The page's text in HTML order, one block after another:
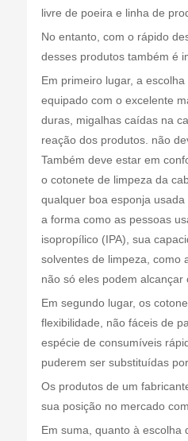
livre de poeira e linha de
No entanto, com o rápido
desses produtos também é
Em primeiro lugar, a
equipado com o excelente
duras, migalhas caídas na
reação dos produtos. não
Também deve estar em
o cotonete de limpeza da
qualquer boa esponja
a forma como as pessoas
isopropílico (IPA), sua
solventes de limpeza, como
não só eles podem
Em segundo lugar, os
flexibilidade, não fáceis de
espécie de consumíveis
puderem ser substituídas
Os produtos de um
sua posição no mercado
Em suma, quanto à escolha